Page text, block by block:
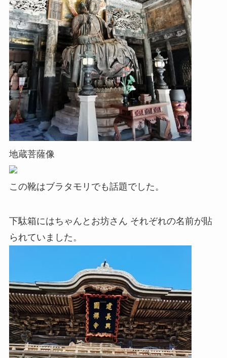
地蔵菩薩像
この靴はブラタモリでも話題でした。
下駄箱にはちゃんとお坊さん それぞれの名前が貼
られていました。